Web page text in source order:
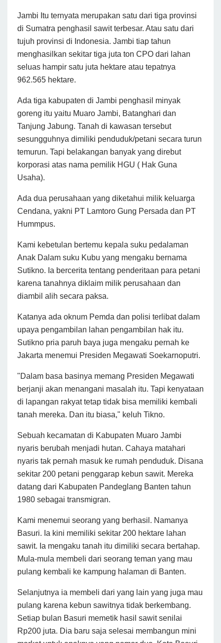
Jambi Itu ternyata merupakan satu dari tiga provinsi
di Sumatra penghasil sawit terbesar. Atau satu dari
tujuh provinsi di Indonesia. Jambi tiap tahun
menghasilkan sekitar tiga juta ton CPO dari lahan
seluas hampir satu juta hektare atau tepatnya
962.565 hektare.
Ada tiga kabupaten di Jambi penghasil minyak
goreng itu yaitu Muaro Jambi, Batanghari dan
Tanjung Jabung. Tanah di kawasan tersebut
sesungguhnya dimiliki penduduk/petani secara turun
temurun. Tapi belakangan banyak yang direbut
korporasi atas nama pemilik HGU ( Hak Guna
Usaha).
Ada dua perusahaan yang diketahui milik keluarga
Cendana, yakni PT Lamtoro Gung Persada dan PT
Hummpus.
Kami kebetulan bertemu kepala suku pedalaman
Anak Dalam suku Kubu yang mengaku bernama
Sutikno. Ia bercerita tentang penderitaan para petani
karena tanahnya diklaim milik perusahaan dan
diambil alih secara paksa.
Katanya ada oknum Pemda dan polisi terlibat dalam
upaya pengambilan lahan pengambilan hak itu.
Sutikno pria paruh baya juga mengaku pernah ke
Jakarta menemui Presiden Megawati Soekarnoputri.
"Dalam basa basinya memang Presiden Megawati
berjanji akan menangani masalah itu. Tapi kenyataan
di lapangan rakyat tetap tidak bisa memiliki kembali
tanah mereka. Dan itu biasa," keluh Tikno.
Sebuah kecamatan di Kabupaten Muaro Jambi
nyaris berubah menjadi hutan. Cahaya matahari
nyaris tak pernah masuk ke rumah penduduk. Disana
sekitar 200 petani penggarap kebun sawit. Mereka
datang dari Kabupaten Pandeglang Banten tahun
1980 sebagai transmigran.
Kami menemui seorang yang berhasil. Namanya
Basuri. Ia kini memiliki sekitar 200 hektare lahan
sawit. Ia mengaku tanah itu dimiliki secara bertahap.
Mula-mula membeli dari seorang teman yang mau
pulang kembali ke kampung halaman di Banten.
Selanjutnya ia membeli dari yang lain yang juga mau
pulang karena kebun sawitnya tidak berkembang.
Setiap bulan Basuri memetik hasil sawit senilai
Rp200 juta. Dia baru saja selesai membangun mini